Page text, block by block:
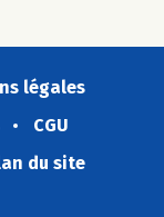
légales
CGU
du site